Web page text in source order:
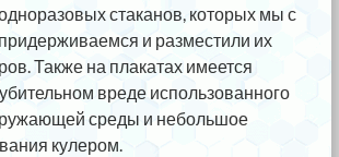
стаканов, которых мы с
и разместили их
Также на плакатах имеется
вреде использованного
среды и небольшое
кулером.